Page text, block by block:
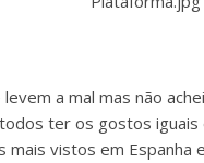
levem a mal mas não
ter os gostos
mais vistos em Espanha